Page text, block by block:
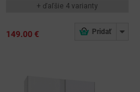
+ ďaľšie 4 varianty
149.00 €